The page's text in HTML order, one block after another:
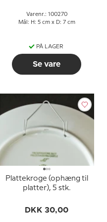
Varenr.: 100270
Mål: H: 5 cm x D: 7 cm
PÅ LAGER
Se vare
Plattekroge (ophæng til
platter), 5 stk.
DKK 30,00